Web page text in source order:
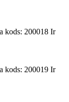
kods: 200018 Ir
kods: 200019 Ir